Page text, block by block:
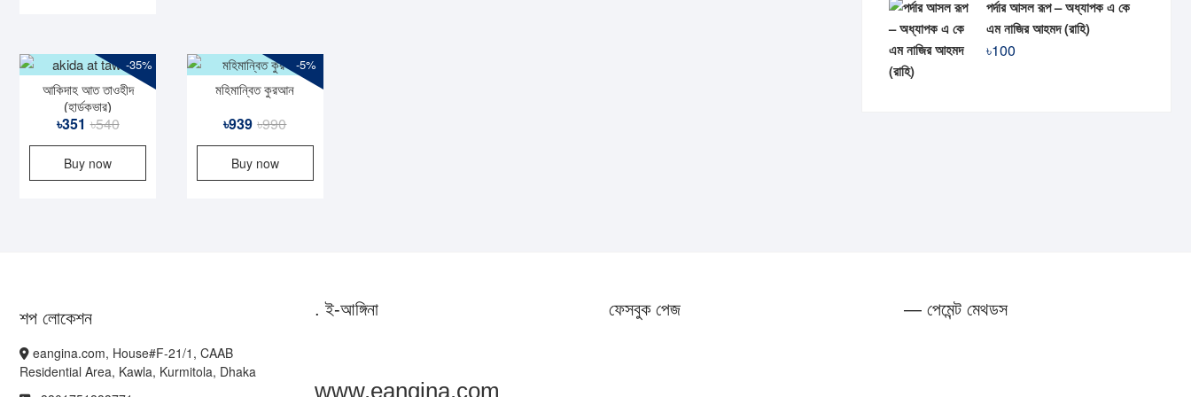
-35%
আকিদাহ আত তাওহীদ
(হার্ডকভার)
৳540Original
price
৳540.
৳351
Current
price
৳351.
Buy now
-5%
মহিমান্বিত কুরআন
৳990Original
price
৳990.
৳939
Current
price
৳939.
Buy now
পর্দার আসল রূপ – অধ্যাপক এ কে
এম নাজির আহমদ (রাহি)
৳100
শপ লোকেশন
eangina.com, House#F-21/1, CAAB
Residential Area, Kawla, Kurmitola, Dhaka
. ই-আঙ্গিনা
www.eangina.com
ফেসবুক পেজ — পেমেন্ট মেথডস